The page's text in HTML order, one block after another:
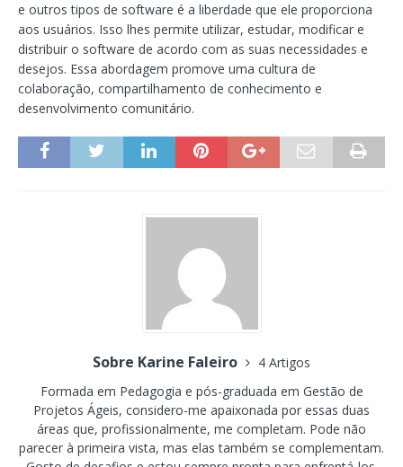
e outros tipos de software é a liberdade que ele proporciona
aos usuários. Isso lhes permite utilizar, estudar, modificar e
distribuir o software de acordo com as suas necessidades e
desejos. Essa abordagem promove uma cultura de
colaboração, compartilhamento de conhecimento e
desenvolvimento comunitário.
Sobre Karine Faleiro
4 Artigos
Formada em Pedagogia e pós-graduada em Gestão de
Projetos Ágeis, considero-me apaixonada por essas duas
áreas que, profissionalmente, me completam. Pode não
parecer à primeira vista, mas elas também se complementam.